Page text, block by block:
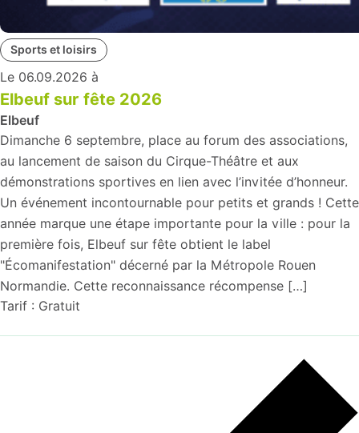
Sports et loisirs
Le 06.09.2026 à
Elbeuf sur fête 2026
Elbeuf
Dimanche 6 septembre, place au forum des associations,
au lancement de saison du Cirque-Théâtre et aux
démonstrations sportives en lien avec l’invitée d’honneur.
Un événement incontournable pour petits et grands ! Cette
année marque une étape importante pour la ville : pour la
première fois, Elbeuf sur fête obtient le label
"Écomanifestation" décerné par la Métropole Rouen
Normandie. Cette reconnaissance récompense […]
Tarif : Gratuit